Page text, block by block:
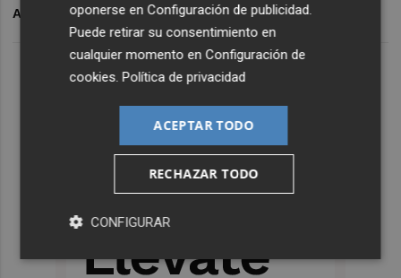
ARCHIVADO EN AZULEJO GASINDUSTRIAL
oponerse enConfiguración de publicidad
Puede retirar su consentimiento en
cualquier momento enConfiguración de
cookies .Política de privacidad
ACEPTAR TODO
RECHAZAR TODO
CONFIGURAR